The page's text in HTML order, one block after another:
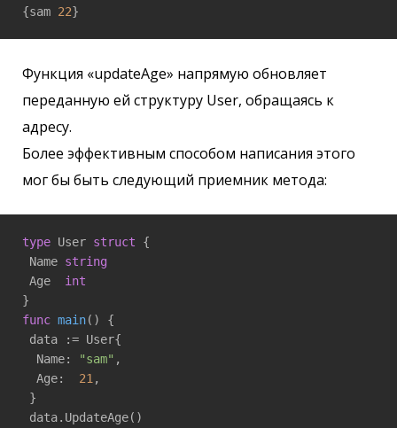
{sam 22
Функция «updateAge» напрямую обновляет
переданную ей структуру User, обращаясь к
адресу.
Более эффективным способом написания этого
мог бы быть следующий приемник метода:
type User struct {
Name string
Age int
func main()
{
data := User{
  Name:
"sam" ,
  Age:
21 ,
}
data.UpdateAge()